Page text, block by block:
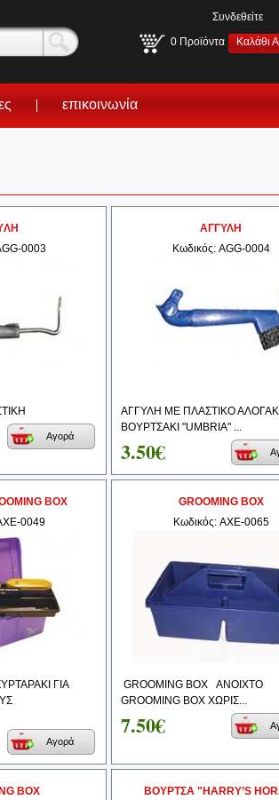
Συνδεθείτε
0 Προϊόντα Καλάθι
επικοινωνία
0003
Αγορά
ΑΓΓΥΛΗ
Κωδικός: AGG-0004
ΑΓΓΥΛΗ ΜΕ ΠΛΑΣΤΙΚΟ
ΒΟΥΡΤΣΑΚΙ "UMBRIA" ...
3.50€
BOX
0049
ΓΙΑ
Αγορά
GROOMING BOX
Κωδικός: AXE-0065
GROOMING BOX ΑΝΟΙΧΤΟ
GROOMING BOX ΧΩΡΙΣ...
7.50€
BOX
ΒΟΥΡΤΣΑ "HARRY’S